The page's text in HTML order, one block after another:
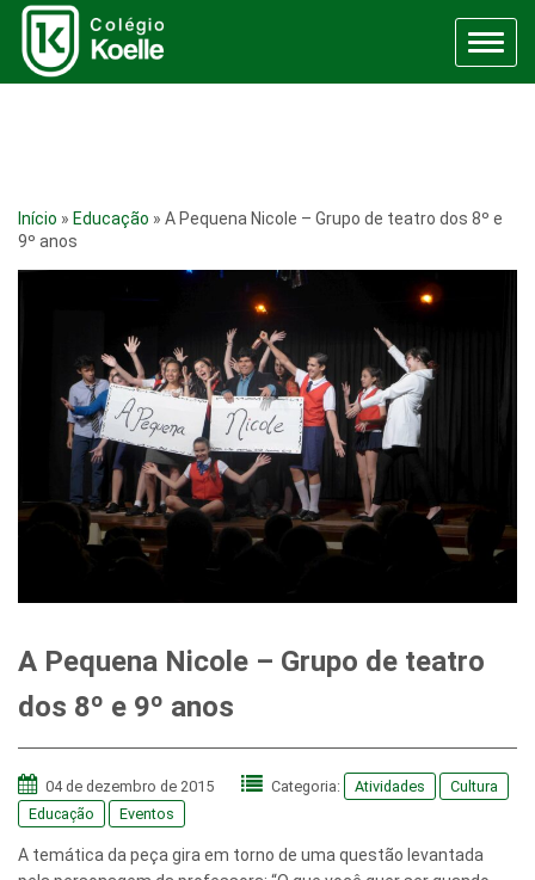
Menu
Início » Educação » A Pequena Nicole – Grupo de teatro dos 8º e
9º anos
A Pequena Nicole – Grupo de teatro
dos 8º e 9º anos
04 de dezembro de 2015 Categoria: Atividades
Cultura
Educação
Eventos
A temática da peça gira em torno de uma questão levantada